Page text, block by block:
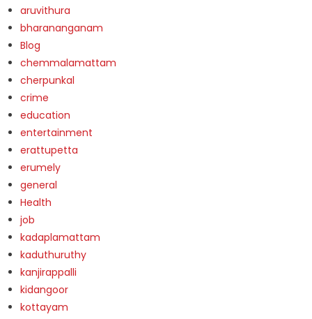
aruvithura
bharananganam
Blog
chemmalamattam
cherpunkal
crime
education
entertainment
erattupetta
erumely
general
Health
job
kadaplamattam
kaduthuruthy
kanjirappalli
kidangoor
kottayam